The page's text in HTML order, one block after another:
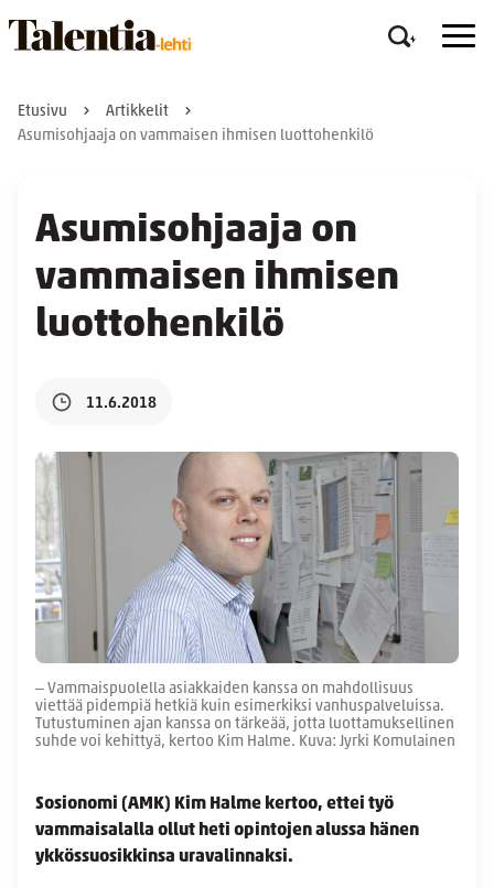
Etusivu
Artikkelit
Asumisohjaaja on vammaisen ihmisen luottohenkilö
Asumisohjaaja on
vammaisen ihmisen
luottohenkilö
11.6.2018
‒ Vammaispuolella asiakkaiden kanssa on mahdollisuus
viettää pidempiä hetkiä kuin esimerkiksi ­­­­vanhuspalveluissa.
Tutustuminen ajan kanssa on tärkeää, jotta luottamuksellinen
suhde voi kehittyä, kertoo Kim Halme. Kuva: Jyrki Komulainen
Sosionomi (AMK) Kim Halme kertoo, ettei työ
vammaisalalla ollut heti opintojen alussa hänen
ykkössuosikkinsa uravalinnaksi.